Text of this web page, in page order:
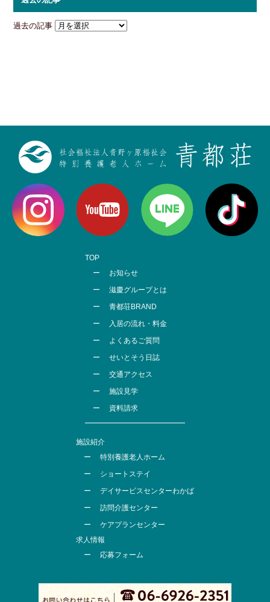
過去の記事
TOP
お知らせ
滋慶グループとは
青都荘BRAND
入居の流れ・料金
よくあるご質問
せいとそう日誌
交通アクセス
施設見学
資料請求
施設紹介
特別養護老人ホーム
ショートステイ
デイサービスセンターわかば
訪問介護センター
ケアプランセンター
求人情報
応募フォーム